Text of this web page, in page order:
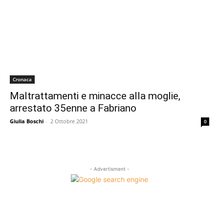
Cronaca
Maltrattamenti e minacce alla moglie,
arrestato 35enne a Fabriano
Giulia Boschi - 2 Ottobre 2021 0
- Advertisment -